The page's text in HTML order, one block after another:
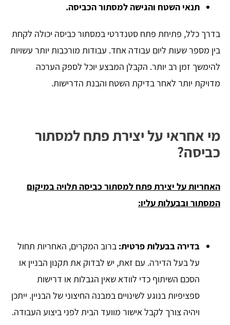
תנאי השטח והגישה למסתור הכביסה.
בדרך כלל, פתיחת פתח סטנדרטי במסתור כביסה יכולה לקחת
בין מספר שעות ליום עבודה אחד. עבודות מורכבות יותר עשויות
להימשך זמן רב יותר. הקבלן המבצע יוכל לספק הערכה
מדויקת יותר לאחר בדיקת השטח והבנת הדרישות.
מי אחראי על יצירת פתח למסתור
כביסה?
האחריות על יצירת פתח למסתור כביסה תלויה במיקום
המסתור ובבעלות עליו:
בדירה בבעלות פרטית: ברוב המקרים, האחריות תחול
על בעל הדירה. עם זאת, יש לבדוק את תקנון הבניין או
הסכם השיתוף כדי לוודא שאין הגבלות או דרישות
ספציפיות בנוגע לשינויים במבנה החיצוני של הבניין. ייתכן
ויהיה צורך לקבל אישור מוועד הבית לפני ביצוע העבודה.